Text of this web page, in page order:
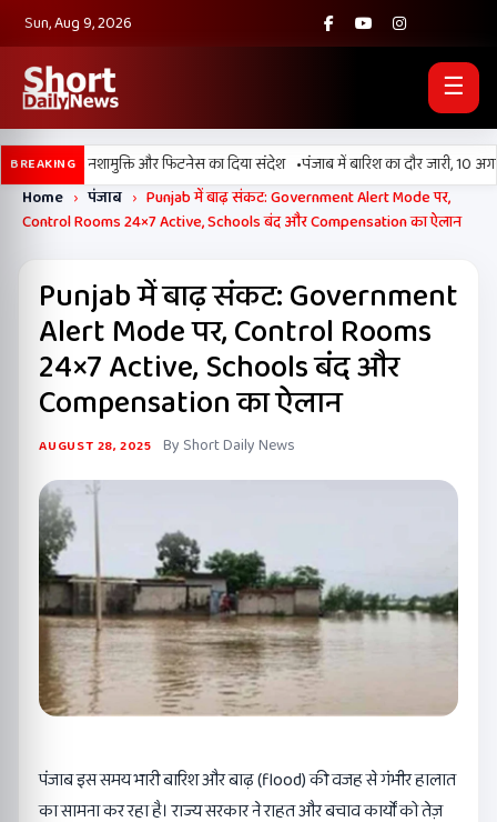
Sun, Aug 9, 2026
☰
BREAKING
मैराथन, नशामुक्ति और फिटनेस का दिया संदेश •पंजाब में बारिश का दौर जारी, 10
Home › पंजाब › Punjab में बाढ़ संकट: Government Alert Mode पर,
Control Rooms 24×7 Active, Schools बंद और Compensation का ऐलान
Punjab में बाढ़ संकट: Government
Alert Mode पर, Control Rooms
24×7 Active, Schools बंद और
Compensation का ऐलान
AUGUST 28, 2025 By Short Daily News
पंजाब इस समय भारी बारिश और बाढ़ (flood) की वजह से गंभीर हालात
का सामना कर रहा है। राज्य सरकार ने राहत और बचाव कार्यों को तेज़